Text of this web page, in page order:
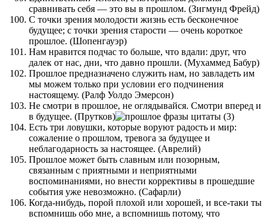
сравнивать себя — это вы в прошлом. (Зигмунд Фрейд)
С точки зрения молодости жизнь есть бесконечное
будущее; с точки зрения старости — очень короткое
прошлое. (Шопенгауэр)
Нам нравится подчас то больше, что вдали: друг, что
далек от нас, дни, что давно прошли. (Мухаммед Бабур)
Прошлое предназначено служить нам, но завладеть им
мы можем только при условии его подчинения
настоящему. (Ралф Уолдо Эмерсон)
Не смотри в прошлое, не оглядывайся. Смотри вперед и
в будущее. (Прутков)
Есть три ловушки, которые воруют радость и мир:
сожаление о прошлом, тревога за будущее и
неблагодарность за настоящее. (Аврелий)
Прошлое может быть славным или позорным,
связанным с приятными и неприятными
воспоминаниями, но внести коррективы в прошедшие
события уже невозможно. (Сафарли)
Когда-нибудь, порой плохой или хорошей, и все-таки ты
вспомнишь обо мне, а вспомнишь потому, что